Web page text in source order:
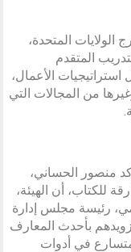
الولايات المتحدة،
المتقدم
الأعمال،
من المجالات التي
منصور الحساني،
للكتاب، أن الهيئة،
رئيسة مجلس إدارة
بأحدث المعارف
في أدوات